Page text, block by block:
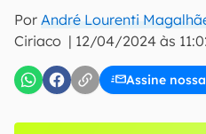
Por André Lourenti
Ciriaco | 12/04/2024 às
Assine
E-mail